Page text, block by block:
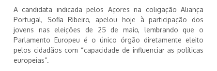
A candidata indicada pelos Açores na coligação Aliança
Portugal, Sofia Ribeiro, apelou hoje à participação dos
jovens nas eleições de 25 de maio, lembrando que o
Parlamento Europeu é o único órgão diretamente eleito
pelos cidadãos com “capacidade de influenciar as políticas
europeias”.